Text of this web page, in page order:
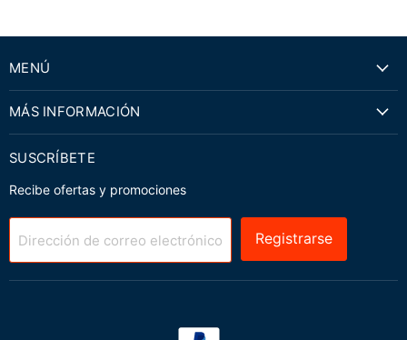
MENÚ
MÁS INFORMACIÓN
SUSCRÍBETE
Recibe ofertas y promociones
Dirección de correo electrónico Registrarse